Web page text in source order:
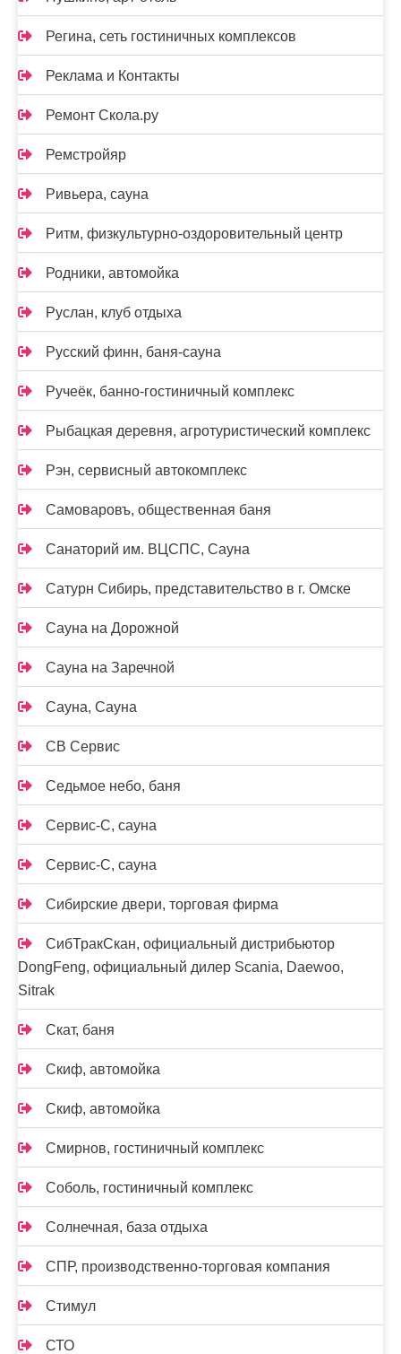
Регина, сеть гостиничных комплексов
Реклама и Контакты
Ремонт Скола.ру
Ремстройяр
Ривьера, сауна
Ритм, физкультурно-оздоровительный центр
Родники, автомойка
Руслан, клуб отдыха
Русский финн, баня-сауна
Ручеёк, банно-гостиничный комплекс
Рыбацкая деревня, агротуристический комплекс
Рэн, сервисный автокомплекс
Самоваровъ, общественная баня
Санаторий им. ВЦСПС, Сауна
Сатурн Сибирь, представительство в г. Омске
Сауна на Дорожной
Сауна на Заречной
Сауна, Сауна
СВ Сервис
Седьмое небо, баня
Сервис-С, сауна
Сервис-С, сауна
Сибирские двери, торговая фирма
СибТракСкан, официальный дистрибьютор
DongFeng, официальный дилер Scania, Daewoo,
Sitrak
Скат, баня
Скиф, автомойка
Скиф, автомойка
Смирнов, гостиничный комплекс
Соболь, гостиничный комплекс
Солнечная, база отдыха
СПР, производственно-торговая компания
Стимул
СТО